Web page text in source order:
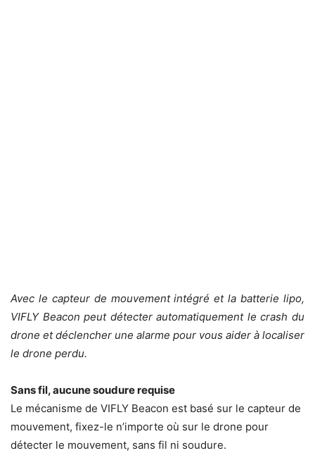
Avec le capteur de mouvement intégré et la batterie lipo,
VIFLY Beacon peut détecter automatiquement le crash du
drone et déclencher une alarme pour vous aider à localiser
le drone perdu.
Sans fil, aucune soudure requise
Le mécanisme de VIFLY Beacon est basé sur le capteur de
mouvement, fixez-le n’importe où sur le drone pour
détecter le mouvement, sans fil ni soudure.